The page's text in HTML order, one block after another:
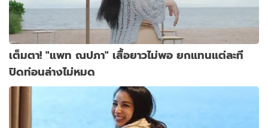
เต็มตา! "แพท ณปภา" เสื้อยาวไม่พอ ยกแทนแต่ละที
ปิดท่อนล่างไม่หมด